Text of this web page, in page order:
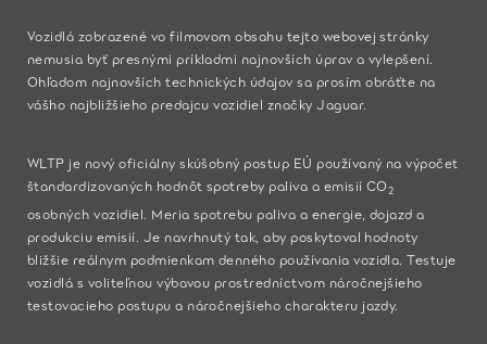
Vozidlá zobrazené vo filmovom obsahu tejto webovej stránky
nemusia byť presnými príkladmi najnovších úprav a vylepšení.
Ohľadom najnovších technických údajov sa prosím obráťte na
vášho najbližšieho predajcu vozidiel značky Jaguar.
WLTP je nový oficiálny skúšobný postup EÚ používaný na výpočet
štandardizovaných hodnôt spotreby paliva a emisií CO2
osobných vozidiel. Meria spotrebu paliva a energie, dojazd a
produkciu emisií. Je navrhnutý tak, aby poskytoval hodnoty
bližšie reálnym podmienkam denného používania vozidla. Testuje
vozidlá s voliteľnou výbavou prostredníctvom náročnejšieho
testovacieho postupu a náročnejšieho charakteru jazdy.